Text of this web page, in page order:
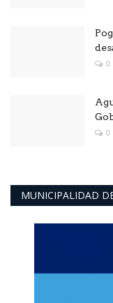
0
0
MUNICIPALIDAD